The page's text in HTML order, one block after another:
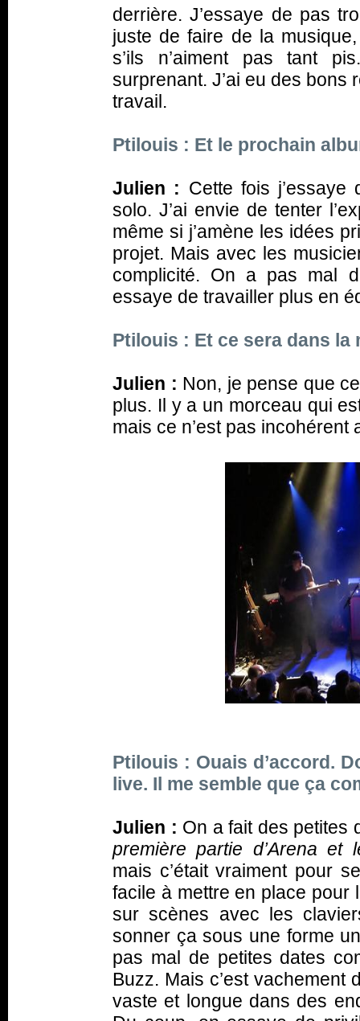
derrière. J’essaye de pas
juste de faire de la
s’ils n’aiment pas tant
surprenant. J’ai eu des bons
travail.
Ptilouis : Et le prochain
Julien : Cette fois j’essaye
solo. J’ai envie de tenter
même si j’amène les idées
projet. Mais avec les
complicité. On a pas mal
essaye de travailler plus en
Ptilouis : Et ce sera dans la
Julien : Non, je pense que
plus. Il y a un morceau qui
mais ce n’est pas incohérent
Ptilouis : Ouais d’accord.
live. Il me semble que ça
Julien : On a fait des petites
première partie d’Arena et
mais c’était vraiment pour
facile à mettre en place pour
sur scènes avec les
sonner ça sous une forme
pas mal de petites dates
Buzz. Mais c’est vachement
vaste et longue dans des